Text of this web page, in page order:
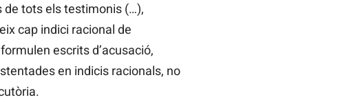
de tots els testimonis (…),
cap indici racional de
escrits d’acusació,
en indicis racionals, no